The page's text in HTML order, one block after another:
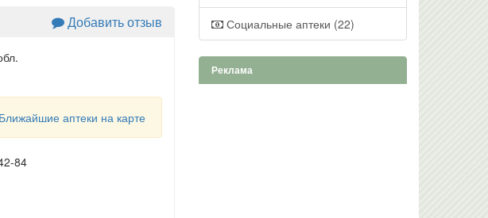
Добавить отзыв
аптеки на карте
84
Социальные аптеки (22)
Реклама